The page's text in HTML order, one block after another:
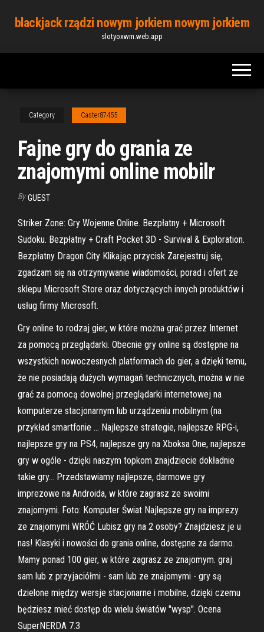
content
blackjack rządzi nowym jorkiem nowym jorkiem
slotyoxwm.web.app
Category Caster87455
Fajne gry do grania ze
znajomymi online mobilr
By GUEST
Striker Zone: Gry Wojenne Online. Bezpłatny + Microsoft
Sudoku. Bezpłatny + Craft Pocket 3D - Survival & Exploration.
Bezpłatny Dragon City Klikając przycisk Zarejestruj się,
zgadzam się na otrzymywanie wiadomości, porad i ofert ze
sklepu Microsoft Store oraz dotyczących innych produktów i
usług firmy Microsoft.
Gry online to rodzaj gier, w które można grać przez Internet
za pomocą przeglądarki. Obecnie gry online są dostępne na
wszystkich nowoczesnych platformach do gier, a dzięki temu,
że nie posiadają dużych wymagań technicznych, można w nie
grać za pomocą dowolnej przeglądarki internetowej na
komputerze stacjonarnym lub urządzeniu mobilnym (na
przykład smartfonie … Najlepsze strategie, najlepsze RPG-i,
najlepsze gry na PS4, najlepsze gry na Xboksa One, najlepsze
gry w ogóle - dzięki naszym topkom znajdziecie dokładnie
takie gry… Przedstawiamy najlepsze, darmowe gry
imprezowe na Androida, w które zagrasz ze swoimi
znajomymi. Foto: Komputer Świat Najlepsze gry na imprezy
ze znajomymi WRÓĆ Lubisz gry na 2 osoby? Znajdziesz je u
nas! Klasyki i nowości do grania online, dostępne za darmo.
Mamy ponad 100 gier, w które zagrasz ze znajomym. graj
sam lub z przyjaciółmi - sam lub ze znajomymi - gry są
dzielone między wersje stacjonarne i mobilne, dzięki czemu
będziesz mieć dostęp do wielu światów "wysp". Ocena
SuperNERDA 7.3